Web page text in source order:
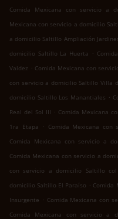
Comida Mexicana con servicio a
Mexicana con servicio a domicilio
a domicilio Saltillo Ampliación
domicilio Saltillo La Huerta .
Valdez . Comida Mexicana con
con servicio a domicilio Saltillo Villa
domicilio Saltillo Los Manantiales .
Real del Sol III . Comida Mexicana
1ra Etapa
. Comida Mexicana con
Comida Mexicana con servicio a
Comida Mexicana con servicio a
con servicio a domicilio Saltillo col
domicilio Saltillo El Paraíso . Comida
Insurgente . Comida Mexicana con
Comida Mexicana con servicio a